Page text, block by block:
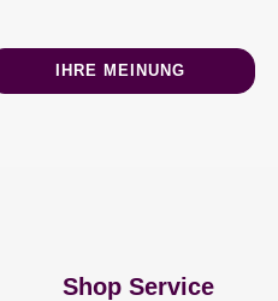
IHRE MEINUNG
Shop Service